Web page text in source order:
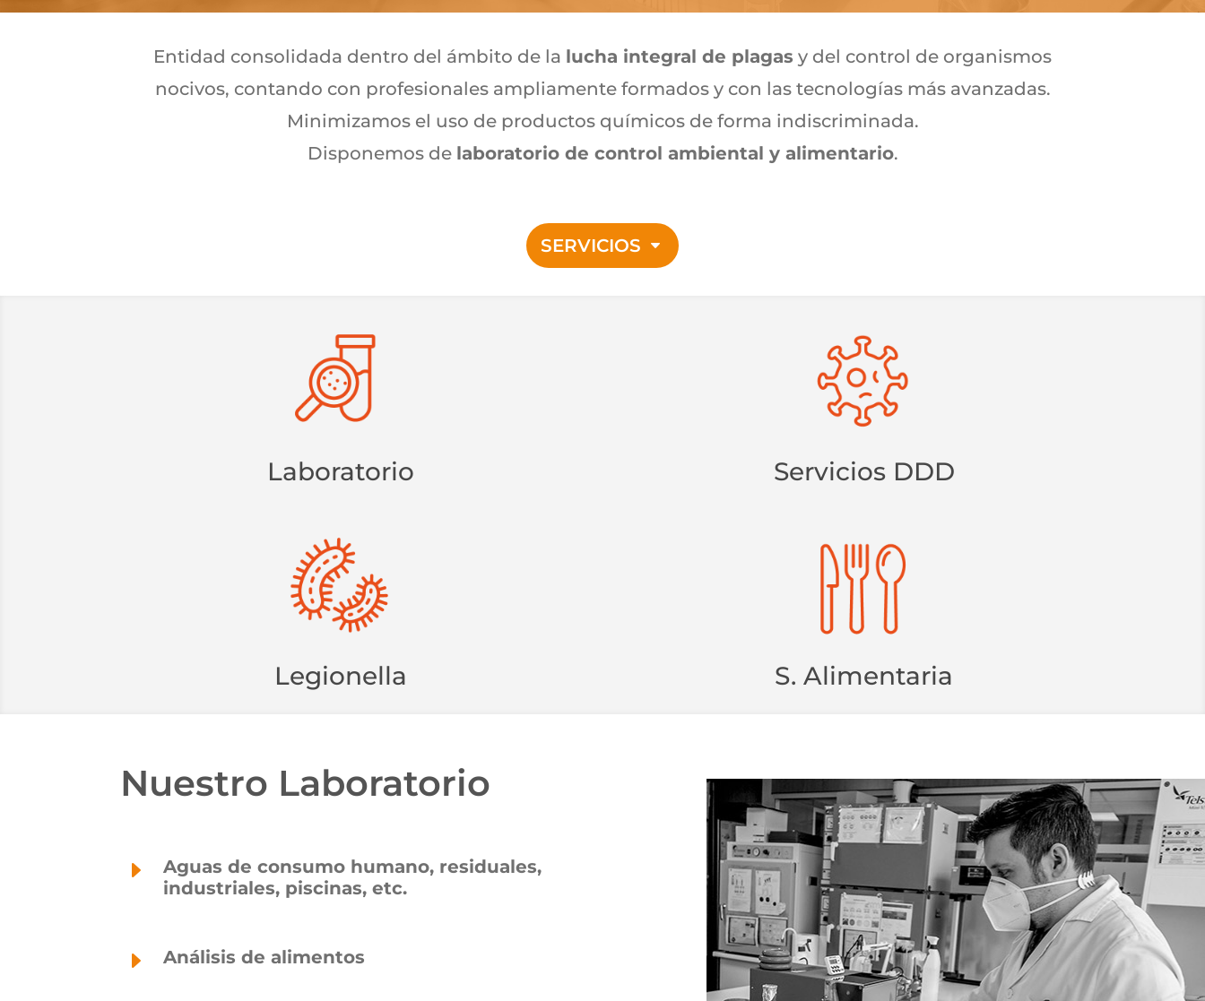
Entidad consolidada dentro del ámbito de la lucha integral de plagas y del control de organismos
nocivos, contando con profesionales ampliamente formados y con las tecnologías más avanzadas.
Minimizamos el uso de productos químicos de forma indiscriminada.
Disponemos de laboratorio de control ambiental y alimentario.
SERVICIOS
Laboratorio
Legionella
Servicios DDD
S. Alimentaria
Nuestro Laboratorio
E
Aguas de consumo humano, residuales,
industriales, piscinas, etc.
E Análisis de alimentos